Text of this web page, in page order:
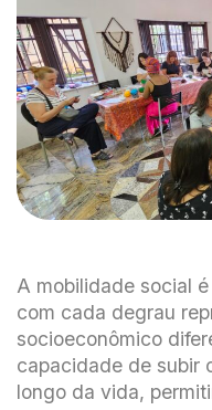
A mobilidade social
com cada degrau
socioeconômico
capacidade de subir
longo da vida,